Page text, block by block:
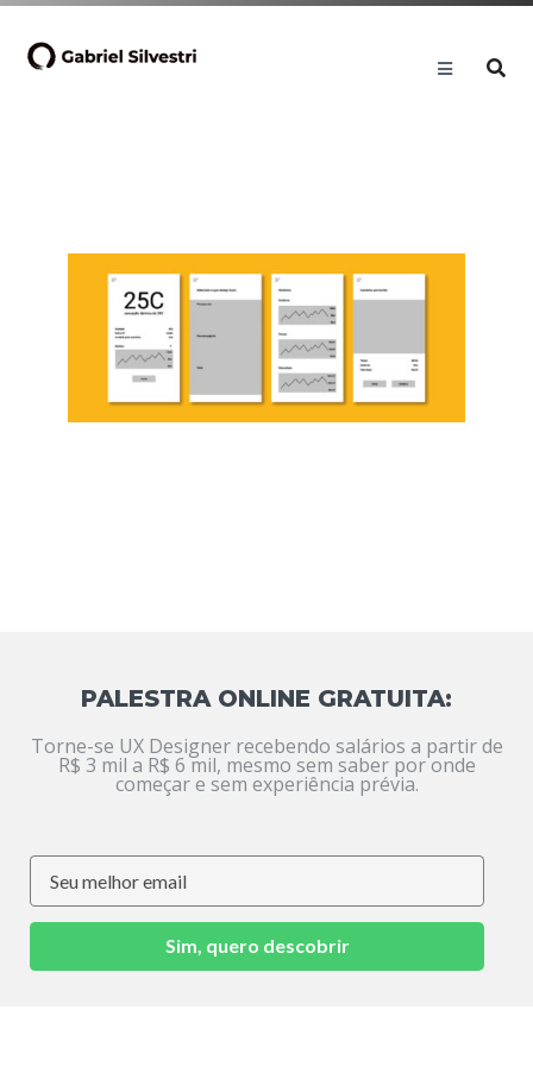
PALESTRA ONLINE GRATUITA:
Torne-se UX Designer recebendo salários a partir de
R$ 3 mil a R$ 6 mil, mesmo sem saber por onde
começar e sem experiência prévia.
Sim, quero descobrir